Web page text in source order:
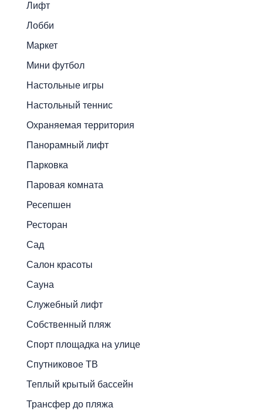
Лифт
Лобби
Маркет
Мини футбол
Настольные игры
Настольный теннис
Охраняемая территория
Панорамный лифт
Парковка
Паровая комната
Ресепшен
Ресторан
Сад
Салон красоты
Сауна
Служебный лифт
Собственный пляж
Спорт площадка на улице
Спутниковое ТВ
Теплый крытый бассейн
Трансфер до пляжа